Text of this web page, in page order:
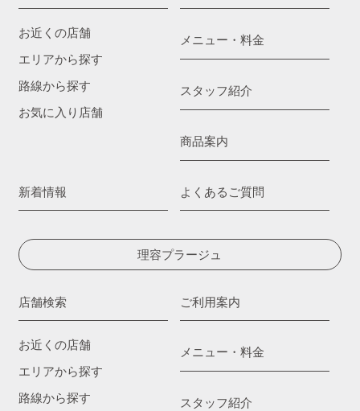
お近くの店舗
エリアから探す
路線から探す
お気に入り店舗
メニュー・料金
スタッフ紹介
商品案内
新着情報 よくあるご質問
理容プラージュ
店舗検索
お近くの店舗
エリアから探す
路線から探す
ご利用案内
メニュー・料金
スタッフ紹介